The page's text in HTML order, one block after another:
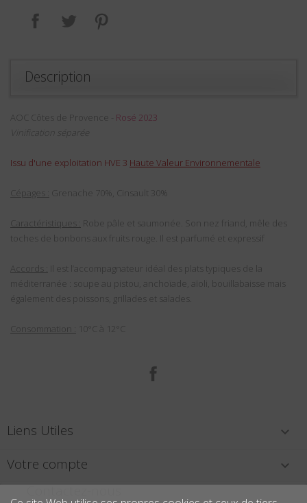
Partager Tweet
Description
AOC Côtes de Provence - Rosé 2023
Vinification séparée
Issu d'une exploitation HVE 3 Haute Valeur Environnementale
Cépages : Grenache 70%, Cinsault 30%
Caractéristiques : Robe pâle et saumonée. Son nez friand, mêle des
toches de bonbons aux fruits rouge. Il est parfumé et expressif
Accords : Il est l’accompagnateur idéal des plats typiques de la
méditerranée : soupe au pistou, anchoïade, aïoli, bouillabaisse mais
également des poissons, grillades et salades.
Consommation : 10°C à 12°C
Liens Utiles 
Votre compte 